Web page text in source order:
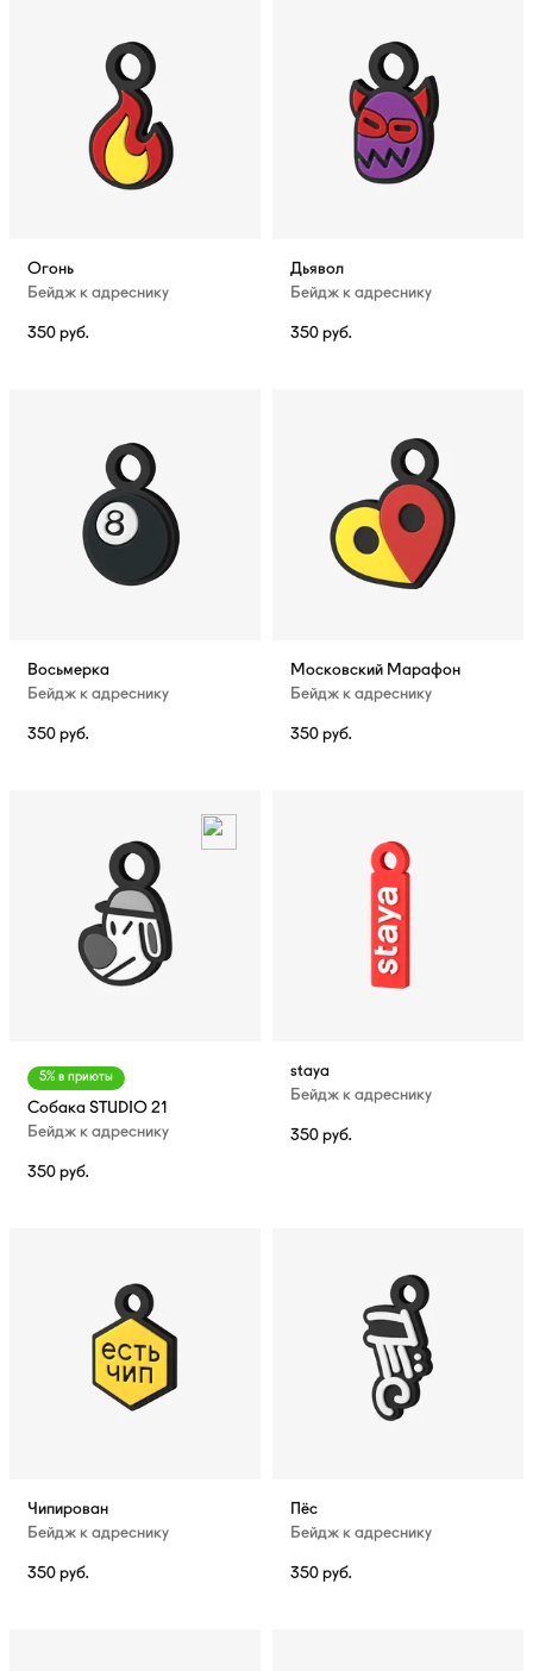
Огонь
Бейдж к адреснику
350 руб.
Дьявол
Бейдж к адреснику
350 руб.
Восьмерка
Бейдж к адреснику
350 руб.
Московский Марафон
Бейдж к адреснику
350 руб.
5% в приюты
Собака STUDIO 21
Бейдж к адреснику
350 руб.
staya
Бейдж к адреснику
350 руб.
Чипирован
Бейдж к адреснику
350 руб.
Пёс
Бейдж к адреснику
350 руб.